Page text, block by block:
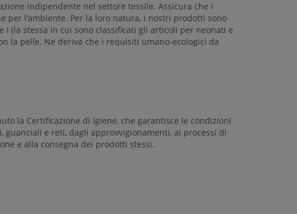
indipendente nel settore tessile. Assicura che i
l’ambiente. Per la loro natura, i nostri prodotti sono
(la stessa in cui sono classificati gli articoli per neonati e
la pelle. Ne deriva che i requisiti umano-ecologici da
la Certificazione di Igiene, che garantisce le condizioni
e reti, dagli approvvigionamenti, ai processi di
e alla consegna dei prodotti stessi.